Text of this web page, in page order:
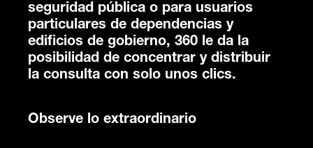
seguridad pública o para usuarios
particulares de dependencias y
edificios de gobierno, 360 le da la
posibilidad de concentrar y distribuir
la consulta con solo unos clics.
Observe lo extraordinario